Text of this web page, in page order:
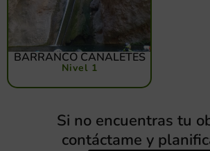
BARRANCO CANALETES
Nivel 1
Si no encuentras tu
contáctame y